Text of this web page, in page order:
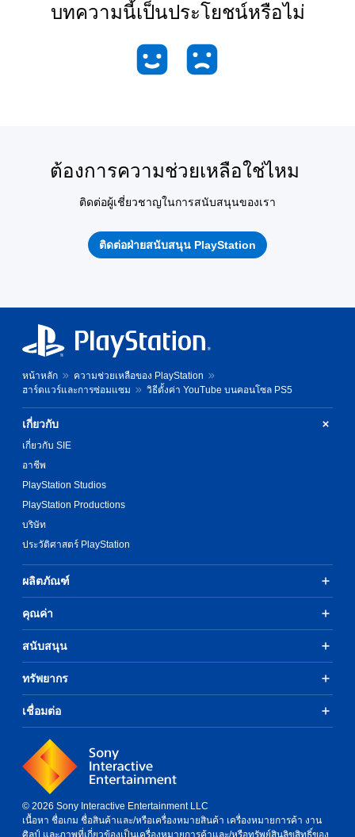
บทความนี้เป็นประโยชน์หรือไม่
ต้องการความช่วยเหลือใช่ไหม
ติดต่อผู้เชี่ยวชาญในการสนับสนุนของเรา
ติดต่อฝ่ายสนับสนุน PlayStation
หน้าหลัก
ความช่วยเหลือของ PlayStation
ฮาร์ดแวร์และการซ่อมแซม
วิธีตั้งค่า YouTube บนคอนโซล PS5
เกี่ยวกับ
เกี่ยวกับ SIE
อาชีพ
PlayStation Studios
PlayStation Productions
บริษัท
ประวัติศาสตร์ PlayStation
ผลิตภัณฑ์
คุณค่า
สนับสนุน
ทรัพยากร
เชื่อมต่อ
© 2026 Sony Interactive Entertainment LLC
เนื้อหา ชื่อเกม ชื่อสินค้าและ/หรือเครื่องหมายสินค้า เครื่องหมายการค้า งาน
ศิลป์ และภาพที่เกี่ยวข้องเป็นเครื่องหมายการค้าและ/หรือทรัพย์สินลิขสิทธิ์ของ